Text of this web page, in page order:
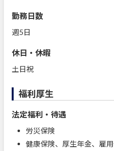
勤務日数
週5日
休日・休暇
土日祝
福利厚生
法定福利・待遇
労災保険
健康保険、厚生年金、雇